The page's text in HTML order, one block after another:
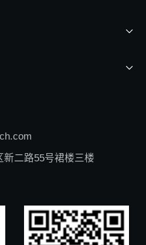
二路55号裙楼三楼